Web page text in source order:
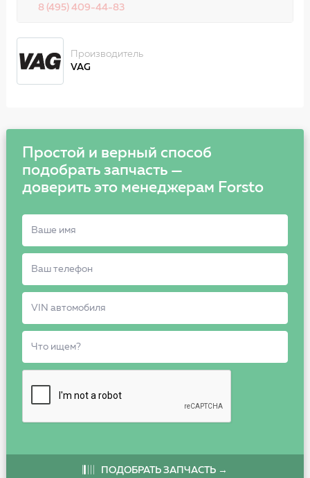
8 (495) 409-44-83
Производитель
VAG
Простой и верный способ
подобрать запчасть —
доверить это менеджерам Forsto
ПОДОБРАТЬ ЗАПЧАСТЬ →